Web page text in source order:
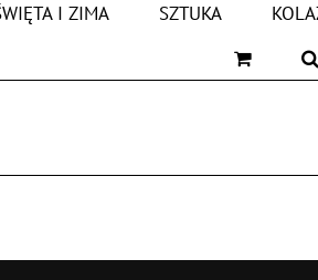
I ZIMA SZTUKA